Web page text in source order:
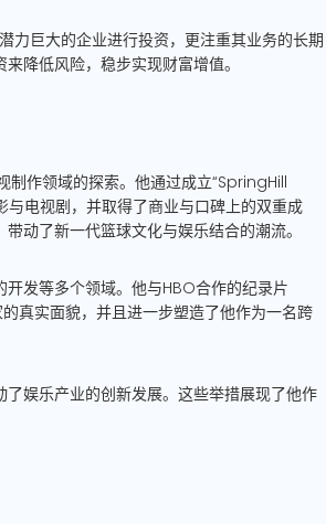
力巨大的企业进行投资，更注重其业务的长期
降低风险，稳步实现财富增值。
制作领域的探索。他通过成立“SpringHill
电视剧，并取得了商业与口碑上的双重成
动了新一代篮球文化与娱乐结合的潮流。
发等多个领域。他与HBO合作的纪录片
真实面貌，并且进一步塑造了他作为一名跨
娱乐产业的创新发展。这些举措展现了他作